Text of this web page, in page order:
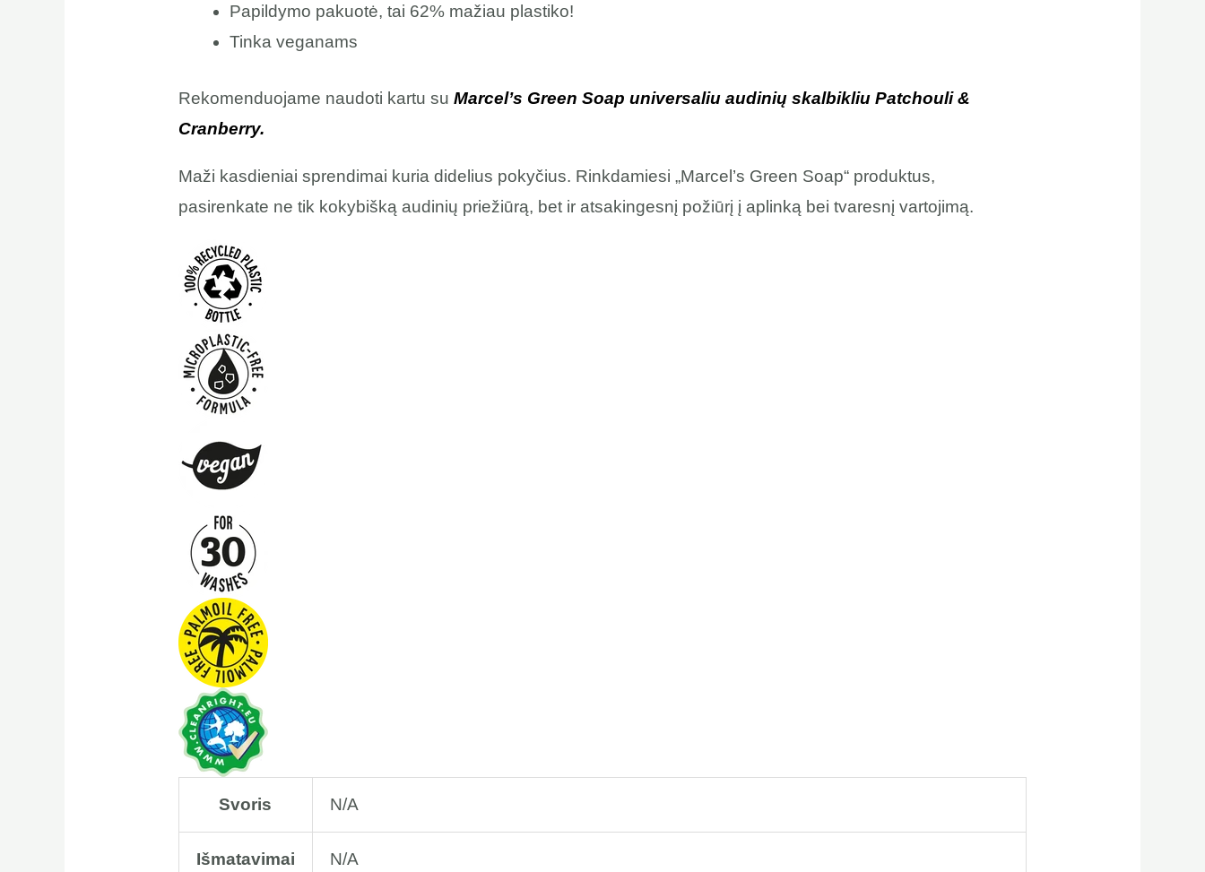
Papildymo pakuotė, tai 62% mažiau plastiko!
Tinka veganams
Rekomenduojame naudoti kartu su Marcel’s Green Soap universaliu audinių skalbikliu Patchouli &
Cranberry.
Maži kasdieniai sprendimai kuria didelius pokyčius. Rinkdamiesi „Marcel’s Green Soap“ produktus,
pasirenkate ne tik kokybišką audinių priežiūrą, bet ir atsakingesnį požiūrį į aplinką bei tvaresnį vartojimą.
Svoris N/A
Išmatavimai N/A